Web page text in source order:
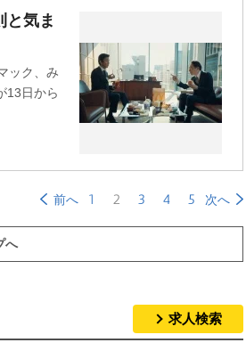
と気ま
ック、み
13日から
前へ 1 2 3 4 5 次へ
へ
求人検索